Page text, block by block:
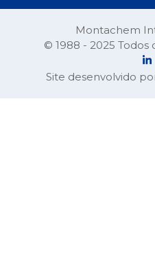
Montachem
© 1988 - 2025 Todos
Site desenvolvido